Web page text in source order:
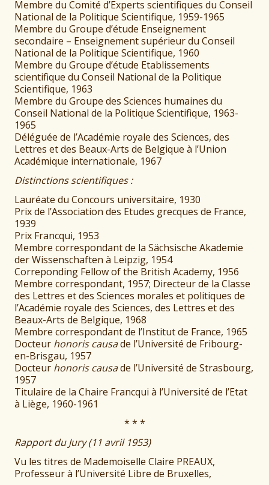
Membre du Comité d’Experts scientifiques du Conseil
National de la Politique Scientifique, 1959-1965
Membre du Groupe d’étude Enseignement
secondaire – Enseignement supérieur du Conseil
National de la Politique Scientifique, 1960
Membre du Groupe d’étude Etablissements
scientifique du Conseil National de la Politique
Scientifique, 1963
Membre du Groupe des Sciences humaines du
Conseil National de la Politique Scientifique, 1963-
1965
Déléguée de l’Académie royale des Sciences, des
Lettres et des Beaux-Arts de Belgique à l’Union
Académique internationale, 1967
Distinctions scientifiques :
Lauréate du Concours universitaire, 1930
Prix de l’Association des Etudes grecques de France,
1939
Prix Francqui, 1953
Membre correspondant de la Sächsische Akademie
der Wissenschaften à Leipzig, 1954
Correponding Fellow of the British Academy, 1956
Membre correspondant, 1957; Directeur de la Classe
des Lettres et des Sciences morales et politiques de
l’Académie royale des Sciences, des Lettres et des
Beaux-Arts de Belgique, 1968
Membre correspondant de l’Institut de France, 1965
Docteur honoris causade l’Université de Fribourg-
en-Brisgau, 1957
Docteur honoris causade l’Université de Strasbourg,
1957
Titulaire de la Chaire Francqui à l’Université de l’Etat
à Liège, 1960-1961
* * *
Rapport du Jury (11 avril 1953)
Vu les titres de Mademoiselle Claire PREAUX,
Professeur à l’Université Libre de Bruxelles,